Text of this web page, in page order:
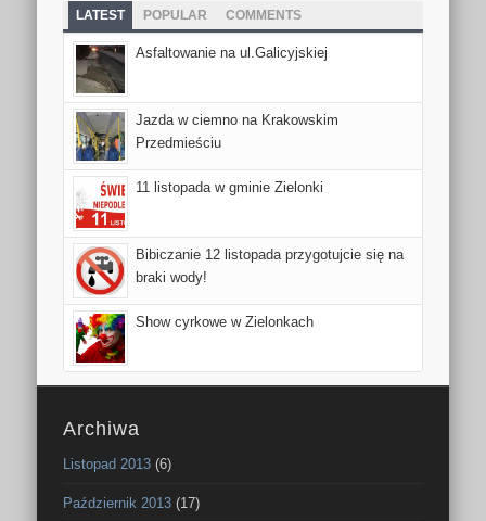
LATEST POPULAR COMMENTS
Asfaltowanie na ul.Galicyjskiej
Jazda w ciemno na Krakowskim
Przedmieściu
11 listopada w gminie Zielonki
Bibiczanie 12 listopada przygotujcie się na
braki wody!
Show cyrkowe w Zielonkach
Archiwa
Listopad 2013 (6)
Październik 2013 (17)